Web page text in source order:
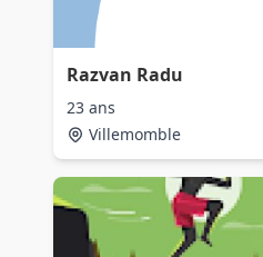
Razvan Radu
23 ans
Villemomble